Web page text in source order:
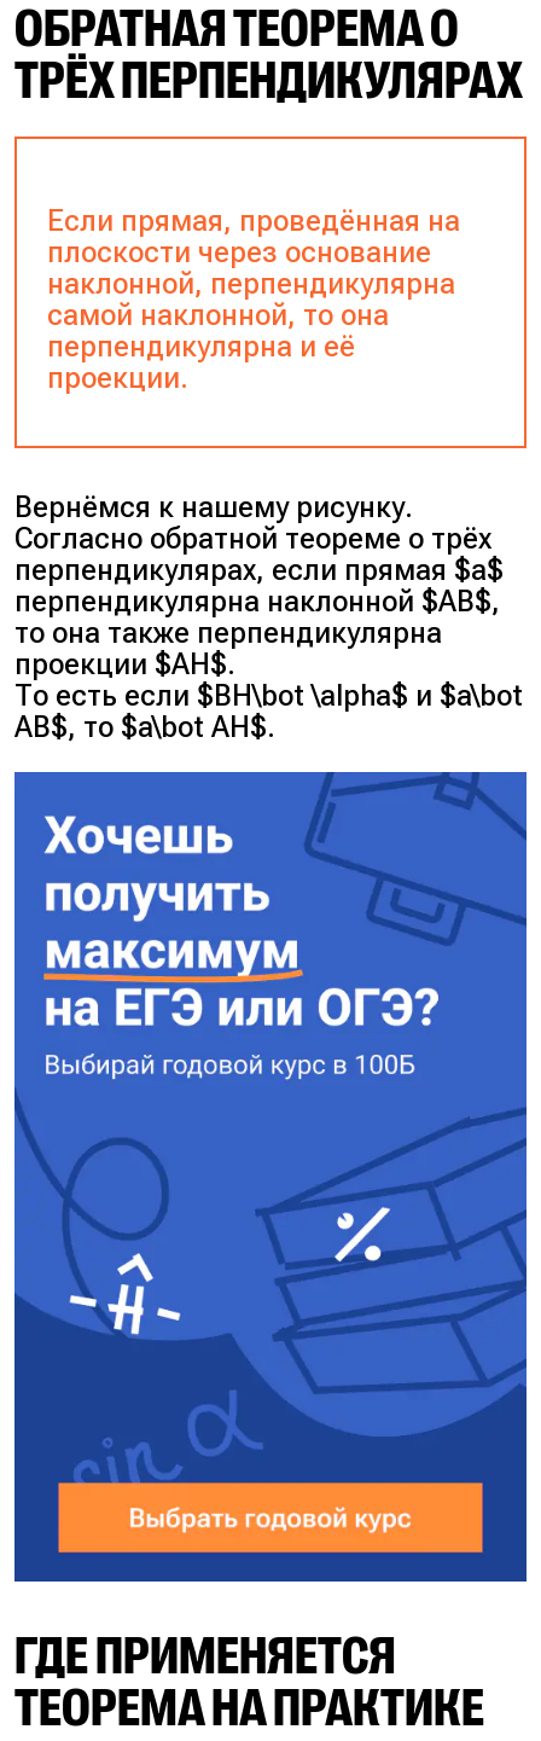
ОБРАТНАЯ ТЕОРЕМА О
ТРЁХ ПЕРПЕНДИКУЛЯРАХ
Если прямая, проведённая на
плоскости через основание
наклонной, перпендикулярна
самой наклонной, то она
перпендикулярна и её
проекции.
Вернёмся к нашему рисунку.
Согласно обратной теореме о трёх
перпендикулярах, если прямая $a$
перпендикулярна наклонной $AB$,
то она также перпендикулярна
проекции $AH$.
То есть если $BH\bot \alpha$ и $a\bot
AB$, то $a\bot AH$.
ГДЕ ПРИМЕНЯЕТСЯ
ТЕОРЕМА НА ПРАКТИКЕ